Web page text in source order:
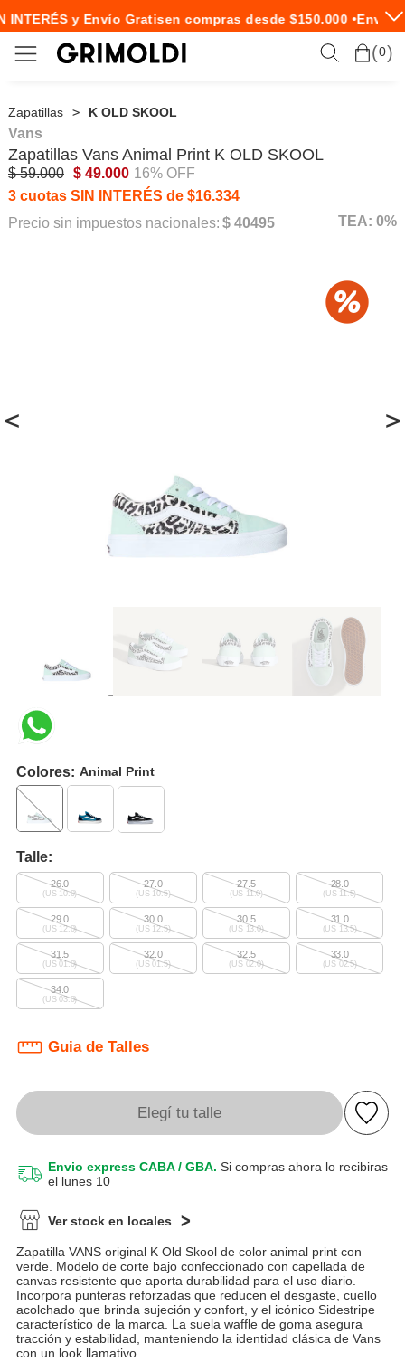
INTERÉS y Envío Gratisen compras desde $150.000 •Envío
0
Zapatillas K OLD SKOOL
< >
Vans
Zapatillas Vans Animal Print K OLD SKOOL
$ 59.000 $ 49.000 16% OFF
3 cuotas SIN INTERÉS de $16.334
Precio sin impuestos nacionales: $ 40495 TEA: 0%
Colores: Animal Print
Talle:
26.0
(US 10.0)
27.0
(US 10.5)
27.5
(US 11.0)
28.0
(US 11.5)
29.0
(US 12.0)
30.0
(US 12.5)
30.5
(US 13.0)
31.0
(US 13.5)
31.5
(US 01.0)
32.0
(US 01.5)
32.5
(US 02.0)
33.0
(US 02.5)
34.0
(US 03.0)
Guia de Talles
Elegí tu talle
Envio express CABA / GBA. Si compras ahora lo recibiras
el lunes 10
Ver stock en locales
Zapatilla VANS original K Old Skool de color animal print con
verde. Modelo de corte bajo confeccionado con capellada de
canvas resistente que aporta durabilidad para el uso diario.
Incorpora punteras reforzadas que reducen el desgaste, cuello
acolchado que brinda sujeción y confort, y el icónico Sidestripe
característico de la marca. La suela waffle de goma asegura
tracción y estabilidad, manteniendo la identidad clásica de Vans
con un look llamativo.